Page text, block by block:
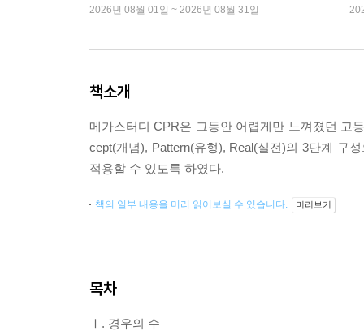
2026년 08월 01일 ~ 2026년 08월 31일
책소개
메가스터디 CPR은 그동안 어렵게만 느껴졌던 고
cept(개념), Pattern(유형), Real(실전)의 3단계 구
적용할 수 있도록 하였다.
책의 일부 내용을 미리 읽어보실 수 있습니다. 미리보기
목차
Ⅰ. 경우의 수